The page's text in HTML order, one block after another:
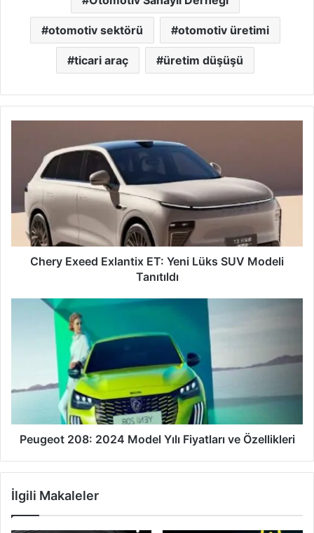
otomotiv sektörü otomotiv üretimi
ticari araç üretim düşüşü
Exlantix
Yeni
SUV
Modeli
Tanıtıldı
Chery Exeed Exlantix ET: Yeni Lüks SUV Modeli
Tanıtıldı
Peugeot
ve
Peugeot 208: 2024 Model Yılı Fiyatları ve Özellikleri
İlgili Makaleler